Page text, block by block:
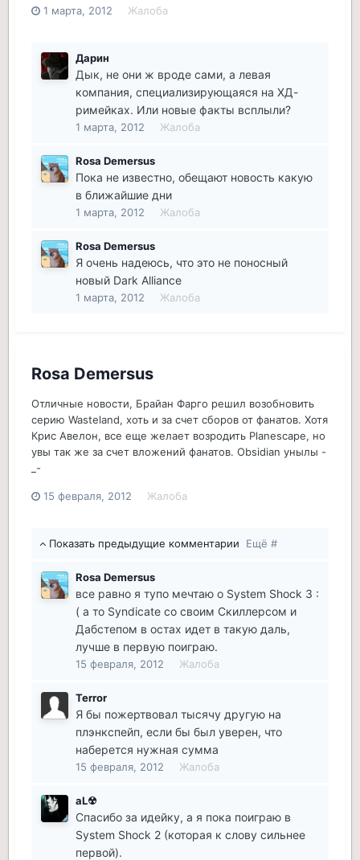
1 марта, 2012 Жалоба
Дарин
Дык, не они ж вроде сами, а левая
компания, специализирующаяся на ХД-
римейках. Или новые факты всплыли?
1 марта, 2012 Жалоба
Rosa Demersus
Пока не известно, обещают новость какую
в ближайшие дни
1 марта, 2012 Жалоба
Rosa Demersus
Я очень надеюсь, что это не поносный
новый Dark Alliance
1 марта, 2012 Жалоба
Rosa Demersus
Отличные новости, Брайан Фарго решил возобновить
серию Wasteland, хоть и за счет сборов от фанатов. Хотя
Крис Авелон, все еще желает возродить Planescape, но
увы так же за счет вложений фанатов. Obsidian унылы -
_-
15 февраля, 2012 Жалоба
Показать предыдущие комментарии Ещё #
Rosa Demersus
все равно я тупо мечтаю о System Shock 3 :
( а то Syndicate со своим Скиллерсом и
Дабстепом в остах идет в такую даль,
лучше в первую поиграю.
15 февраля, 2012 Жалоба
Terror
Я бы пожертвовал тысячу другую на
плэнкспейп, если бы был уверен, что
наберется нужная сумма
15 февраля, 2012 Жалоба
aL☢
Спасибо за идейку, а я пока поиграю в
System Shock 2 (которая к слову сильнее
первой).